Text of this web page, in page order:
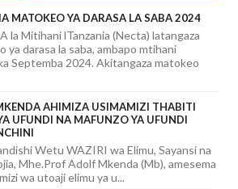
MATOKEO YA DARASA LA SABA 2024
la Mitihani lTanzania (Necta) latangaza
ya darasa la saba, ambapo mtihani
Septemba 2024. Akitangaza matokeo
AHIMIZA USIMAMIZI THABITI
UFUNDI NA MAFUNZO YA UFUNDI
Wetu WAZIRI wa Elimu, Sayansi na
Mhe.Prof Adolf Mkenda (Mb), amesema
wa utoaji elimu ya u...